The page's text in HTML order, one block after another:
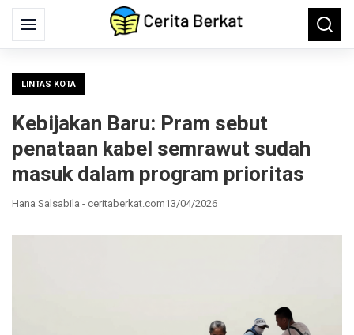
Menu
Search
for:
LINTAS KOTA
Kebijakan Baru: Pram sebut
penataan kabel semrawut sudah
masuk dalam program prioritas
Hana Salsabila - ceritaberkat.com13/04/2026